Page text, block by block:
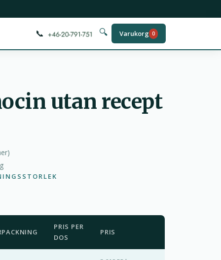
📞 🔍 Varukorg 0
utan recept
)
PRIS PER
DOS
PRIS